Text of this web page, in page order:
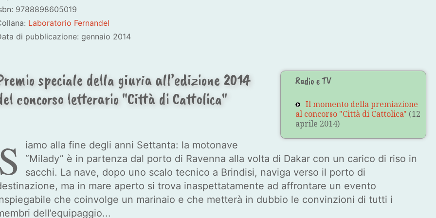
9788898605019
Laboratorio Fernandel
di pubblicazione: gennaio 2014
Radio e TV
Il momento della premiazione
al concorso "Città di Cattolica" (12
aprile 2014)
speciale della giuria all’edizione 2014
concorso letterario "Città di Cattolica"
iamo alla fine degli anni Settanta: la motonave
“Milady” è in partenza dal porto di Ravenna alla volta di Dakar con un carico di riso in
sacchi. La nave, dopo uno scalo tecnico a Brindisi, naviga verso il porto di
ma in mare aperto si trova inaspettatamente ad affrontare un evento
che coinvolge un marinaio e che metterà in dubbio le convinzioni di tutti i
dell’equipaggio...